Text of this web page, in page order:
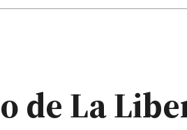
de La